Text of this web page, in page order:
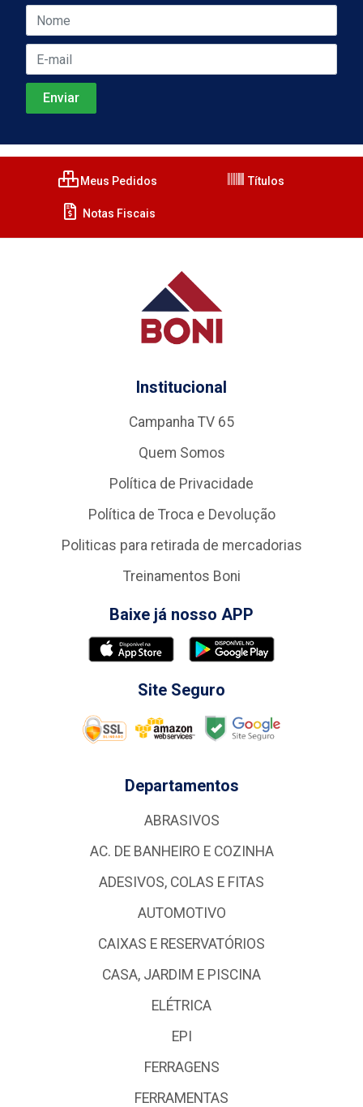
Meus Pedidos Títulos
Notas Fiscais
Institucional
Campanha TV 65
Quem Somos
Política de Privacidade
Política de Troca e Devolução
Politicas para retirada de mercadorias
Treinamentos Boni
Baixe já nosso APP
Site Seguro
Departamentos
ABRASIVOS
AC. DE BANHEIRO E COZINHA
ADESIVOS, COLAS E FITAS
AUTOMOTIVO
CAIXAS E RESERVATÓRIOS
CASA, JARDIM E PISCINA
ELÉTRICA
EPI
FERRAGENS
FERRAMENTAS